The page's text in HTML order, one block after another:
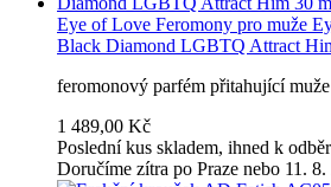
Eye of Love Feromony pro muže
Black Diamond LGBTQ Attract
feromonový parfém přitahující muže
1 489,00 Kč
Poslední kus skladem, ihned k
Doručíme zítra po Praze nebo 11.